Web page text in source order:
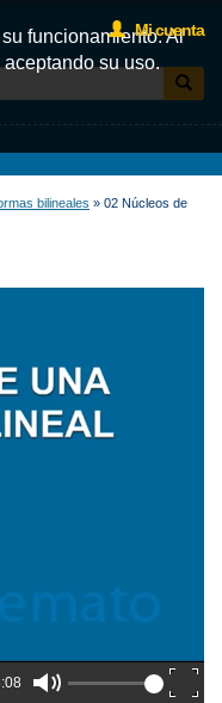
Mi cuenta
bilineales » 02 Núcleos de
funcionamiento. Al
su uso.